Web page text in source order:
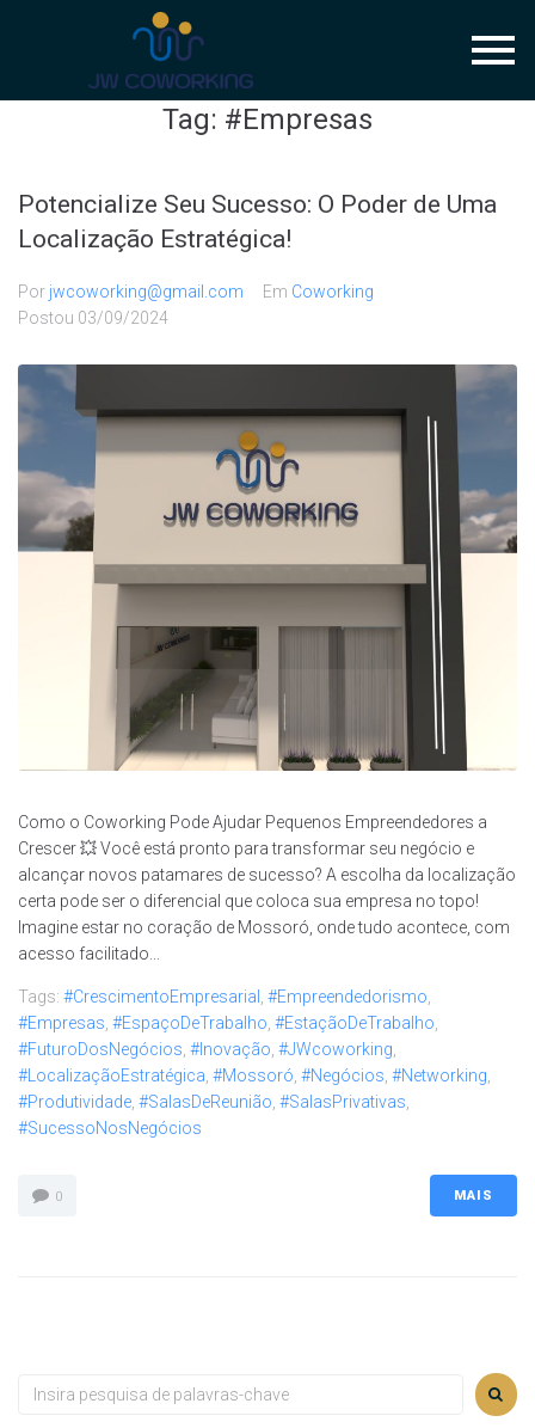
Tag: #Empresas
Potencialize Seu Sucesso: O Poder de Uma
Localização Estratégica!
Por jwcoworking@gmail.com Em Coworking
Postou 03/09/2024
Como o Coworking Pode Ajudar Pequenos Empreendedores a
Crescer 💥 Você está pronto para transformar seu negócio e
alcançar novos patamares de sucesso? A escolha da localização
certa pode ser o diferencial que coloca sua empresa no topo!
Imagine estar no coração de Mossoró, onde tudo acontece, com
acesso facilitado...
Tags: #CrescimentoEmpresarial #Empreendedorismo
#Empresas #EspaçoDeTrabalho #EstaçãoDeTrabalho
#FuturoDosNegócios #Inovação #JWcoworking
#LocalizaçãoEstratégica #Mossoró #Negócios #Networking
#Produtividade #SalasDeReunião #SalasPrivativas
#SucessoNosNegócios
0 MAIS